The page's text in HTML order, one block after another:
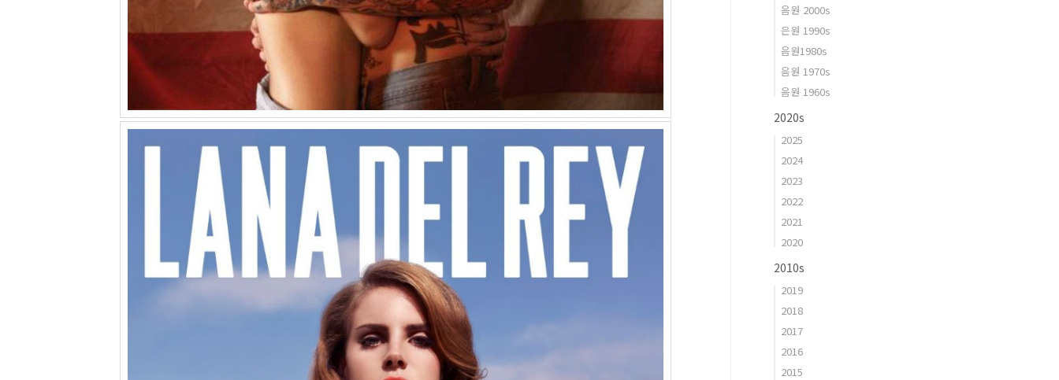
음원 2000s
은원 1990s
음원1980s
음원 1970s
음원 1960s
2020s
2025
2024
2023
2022
2021
2020
2010s
2019
2018
2017
2016
2015